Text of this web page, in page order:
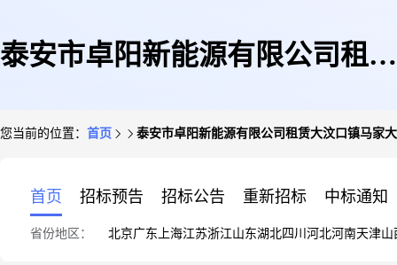
泰安市卓阳新能源有限公司租赁
您当前的位置： 首页 泰安市卓阳新能源有限公司租赁大汶口镇马家
首页 招标预告 招标公告 重新招标 中标通知
省份地区： 北京广东 上海江苏浙江山东湖北四川 河北河南天津山